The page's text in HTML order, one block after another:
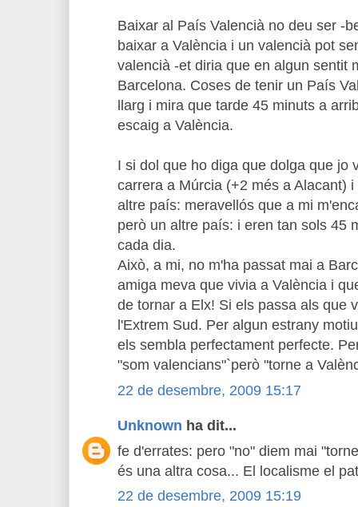
Baixar al País Valencià no deu ser -
baixar a València i un valencià pot
valencià -et diria que en algun sentit
Barcelona. Coses de tenir un País
llarg i mira que tarde 45 minuts a
escaig a València.
I si dol que ho diga que dolga que jo
carrera a Múrcia (+2 més a Alacant)
altre país: meravellós que a mi
però un altre país: i eren tan sols 45
cada dia.
Això, a mi, no m'ha passat mai a
amiga meva que vivia a València i
de tornar a Elx! Si els passa als que
l'Extrem Sud. Per algun estrany
els sembla perfectament perfecte.
"som valencians"`però "torne a
22 de desembre, 2009 15:17
Unknown ha dit...
fe d'errates: pero "no" diem mai
és una altra cosa... El localisme el
22 de desembre, 2009 15:19